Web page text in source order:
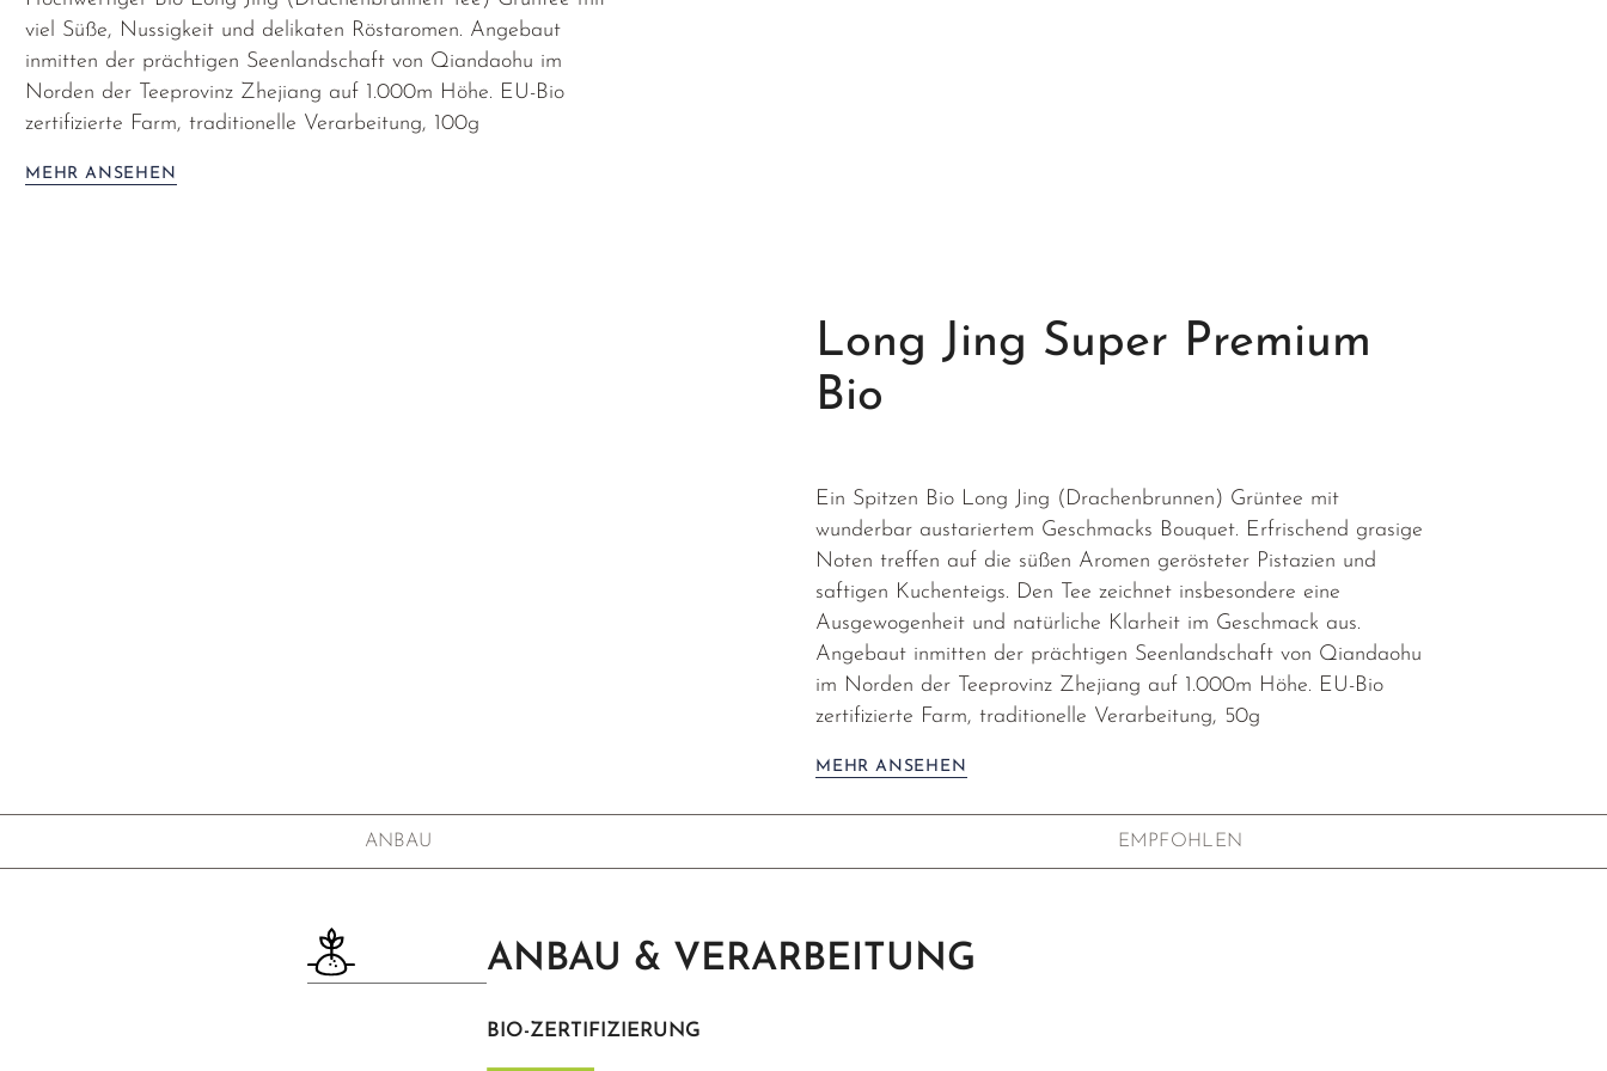
viel Süße, Nussigkeit und delikaten Röstaromen. Angebaut
inmitten der prächtigen Seenlandschaft von Qiandaohu im
Norden der Teeprovinz Zhejiang auf 1.000m Höhe. EU-Bio
zertifizierte Farm, traditionelle Verarbeitung, 100g
MEHR ANSEHEN
Long Jing Super Premium
Bio
Ein Spitzen Bio Long Jing (Drachenbrunnen) Grüntee mit
wunderbar austariertem Geschmacks Bouquet. Erfrischend grasige
Noten treffen auf die süßen Aromen gerösteter Pistazien und
saftigen Kuchenteigs. Den Tee zeichnet insbesondere eine
Ausgewogenheit und natürliche Klarheit im Geschmack aus.
Angebaut inmitten der prächtigen Seenlandschaft von Qiandaohu
im Norden der Teeprovinz Zhejiang auf 1.000m Höhe. EU-Bio
zertifizierte Farm, traditionelle Verarbeitung, 50g
MEHR ANSEHEN
ANBAU EMPFOHLEN
ANBAU & VERARBEITUNG
BIO-ZERTIFIZIERUNG